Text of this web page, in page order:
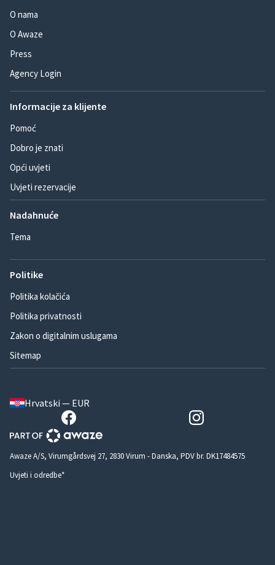
O nama
O Awaze
Press
Agency Login
Informacije za klijente
Pomoć
Dobro je znati
Opći uvjeti
Uvjeti rezervacije
Nadahnuće
Tema
Politike
Politika kolačića
Politika privatnosti
Zakon o digitalnim uslugama
Sitemap
Hrvatski — EUR
Awaze A/S, Virumgårdsvej 27, 2830 Virum - Danska, PDV br. DK17484575
Uvjeti i odredbe*